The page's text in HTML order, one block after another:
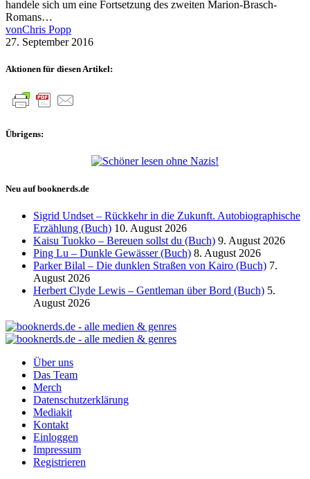
handele sich um eine Fortsetzung des zweiten Marion-Brasch-
Romans…
vonChris Popp
27. September 2016
Aktionen für diesen Artikel:
Übrigens:
Neu auf booknerds.de
Sigrid Undset – Rückkehr in die Zukunft. Autobiographische
Erzählung (Buch) 10. August 2026
Kaisu Tuokko – Bereuen sollst du (Buch) 9. August 2026
Ping Lu – Dunkle Gewässer (Buch) 8. August 2026
Parker Bilal – Die dunklen Straßen von Kairo (Buch) 7.
August 2026
Herbert Clyde Lewis – Gentleman über Bord (Buch) 5.
August 2026
Über uns
Das Team
Merch
Datenschutzerklärung
Mediakit
Kontakt
Einloggen
Impressum
Registrieren